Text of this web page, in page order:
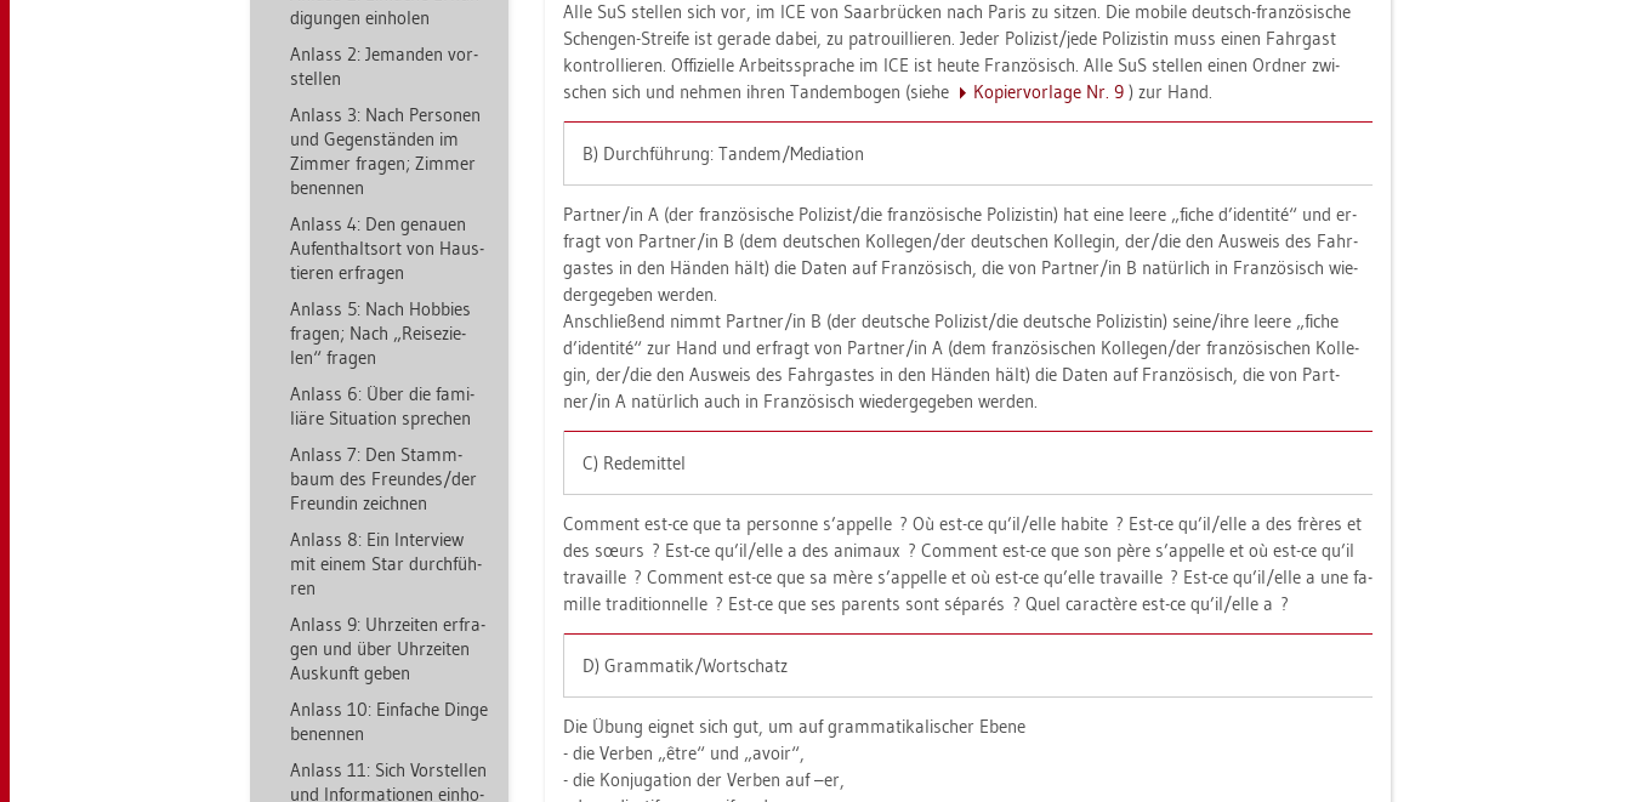
di­gun­gen ein­ho­len
An­lass 2: Je­man­den vor­
stel­len
An­lass 3: Nach Per­so­nen
und Ge­gen­stän­den im
Zim­mer fra­gen; Zim­mer
be­nen­nen
An­lass 4: Den ge­nau­en
Auf­ent­halts­ort von Haus­
tie­ren er­fra­gen
An­lass 5: Nach Hob­bies
fra­gen; Nach „Rei­se­zie­
len“ fra­gen
An­lass 6: Über die fa­mi­
liä­re Si­tua­ti­on spre­chen
An­lass 7: Den Stamm­
baum des Freun­des/der
Freun­din zeich­nen
An­lass 8: Ein In­ter­view
mit einem Star durch­füh­
ren
An­lass 9: Uhr­zei­ten er­fra­
gen und über Uhr­zei­ten
Aus­kunft geben
An­lass 10: Ein­fa­che Dinge
be­nen­nen
An­lass 11: Sich Vor­stel­len
und In­for­ma­tio­nen ein­ho­
Alle SuS stel­len sich vor, im ICE von Saar­brü­cken nach Paris zu sit­zen. Die mo­bi­le deutsch-fran­zö­si­sche
Schen­gen-Strei­fe ist ge­ra­de dabei, zu pa­trouil­lie­ren. Jeder Po­li­zist/jede Po­li­zis­tin muss einen Fahr­gast
kon­trol­lie­ren. Of­fi­zi­el­le Ar­beits­spra­che im ICE ist heute Fran­zö­sisch. Alle SuS stel­len einen Ord­ner zwi­
schen sich und neh­men ihren Tan­dem­bo­gen (siehe
Ko­pier­vor­la­ge Nr. 9) zur Hand.
B) Durch­füh­rung: Tan­dem/Me­dia­ti­on
Part­ner/in A (der fran­zö­si­sche Po­li­zist/die fran­zö­si­sche Po­li­zis­tin) hat eine leere „fiche d’iden­tité“ und er­
fragt von Part­ner/in B (dem deut­schen Kol­le­gen/der deut­schen Kol­le­gin, der/die den Aus­weis des Fahr­
gas­tes in den Hän­den hält) die Daten auf Fran­zö­sisch, die von Part­ner/in B na­tür­lich in Fran­zö­sisch wie­
der­ge­ge­ben wer­den.
An­schlie­ßend nimmt Part­ner/in B (der deut­sche Po­li­zist/die deut­sche Po­li­zis­tin) seine/ihre leere „fiche
d’iden­tité“ zur Hand und er­fragt von Part­ner/in A (dem fran­zö­si­schen Kol­le­gen/der fran­zö­si­schen Kol­le­
gin, der/die den Aus­weis des Fahr­gas­tes in den Hän­den hält) die Daten auf Fran­zö­sisch, die von Part­
ner/in A na­tür­lich auch in Fran­zö­sisch wie­der­ge­ge­ben wer­den.
C) Re­de­mit­tel
Com­ment est-ce que ta per­son­ne s’ap­pel­le ? Où est-ce qu’il/elle ha­bi­te ? Est-ce qu’il/elle a des frères et
des sœurs ? Est-ce qu’il/elle a des ani­maux ? Com­ment est-ce que son père s’ap­pel­le et où est-ce qu’il
tra­vail­le ? Com­ment est-ce que sa mère s’ap­pel­le et où est-ce qu’elle tra­vail­le ? Est-ce qu’il/elle a une fa­
mil­le tra­di­ti­on­nel­le ? Est-ce que ses par­ents sont séparés ? Quel ca­ractère est-ce qu’il/elle a ?
D) Gram­ma­tik/Wort­schatz
Die Übung eig­net sich gut, um auf gram­ma­ti­ka­li­scher Ebene
- die Ver­ben „être“ und „avoir“,
- die Kon­ju­ga­ti­on der Ver­ben auf –er,